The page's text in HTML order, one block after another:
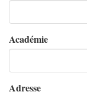
Académie
Adresse